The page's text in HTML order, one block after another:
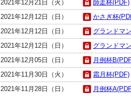
2021年12月21日（火）
師走杯(PDF)
2021年12月12日（日）
かさぎ杯
2021年12月12日（日）
グランドマ
2021年12月12日（日）
グランドマ
2021年12月05日（日）
月例杯
2021年11月30日（火）
霜月杯(PDF)
2021年11月28日（日）
月例杯